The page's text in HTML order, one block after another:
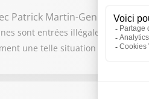
Patrick Martin-Genier,
sont entrées illégalement dans
une telle situation a-t-elle été